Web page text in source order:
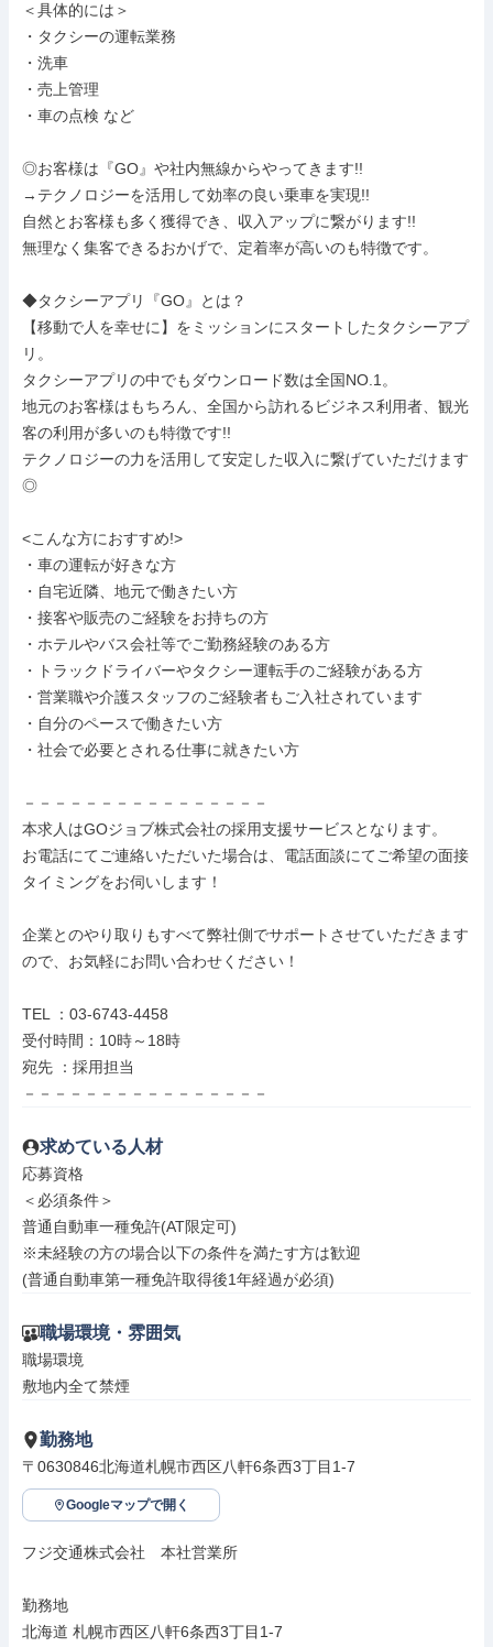
＜具体的には＞
・タクシーの運転業務
・洗車
・売上管理
・車の点検 など
◎お客様は『GO』や社内無線からやってきます!!
→テクノロジーを活用して効率の良い乗車を実現!!
自然とお客様も多く獲得でき、収入アップに繋がります!!
無理なく集客できるおかげで、定着率が高いのも特徴です。
◆タクシーアプリ『GO』とは？
【移動で人を幸せに】をミッションにスタートしたタクシーアプ
リ。
タクシーアプリの中でもダウンロード数は全国NO.1。
地元のお客様はもちろん、全国から訪れるビジネス利用者、観光
客の利用が多いのも特徴です!!
テクノロジーの力を活用して安定した収入に繋げていただけます
◎
<こんな方におすすめ!>
・車の運転が好きな方
・自宅近隣、地元で働きたい方
・接客や販売のご経験をお持ちの方
・ホテルやバス会社等でご勤務経験のある方
・トラックドライバーやタクシー運転手のご経験がある方
・営業職や介護スタッフのご経験者もご入社されています
・自分のペースで働きたい方
・社会で必要とされる仕事に就きたい方
－－－－－－－－－－－－－－－－
本求人はGOジョブ株式会社の採用支援サービスとなります。
お電話にてご連絡いただいた場合は、電話面談にてご希望の面接
タイミングをお伺いします！
企業とのやり取りもすべて弊社側でサポートさせていただきます
ので、お気軽にお問い合わせください！
TEL ：03-6743-4458
受付時間：10時～18時
宛先 ：採用担当
－－－－－－－－－－－－－－－－
求めている人材
応募資格
＜必須条件＞
普通自動車一種免許(AT限定可)
※未経験の方の場合以下の条件を満たす方は歓迎
(普通自動車第一種免許取得後1年経過が必須)
職場環境・雰囲気
職場環境
敷地内全て禁煙
勤務地
〒0630846北海道札幌市西区八軒6条西3丁目1-7
Googleマップで開く
フジ交通株式会社　本社営業所
勤務地
北海道 札幌市西区八軒6条西3丁目1-7